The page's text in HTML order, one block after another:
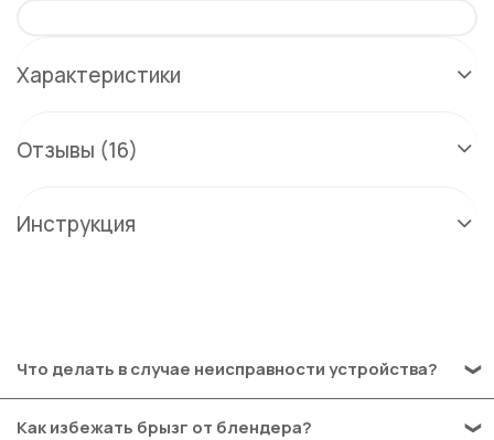
Характеристики
Отзывы (16)
Инструкция
Что делать в случае неисправности устройства?
в руководстве пользователя убедитесь, что
Как избежать брызг от блендера?